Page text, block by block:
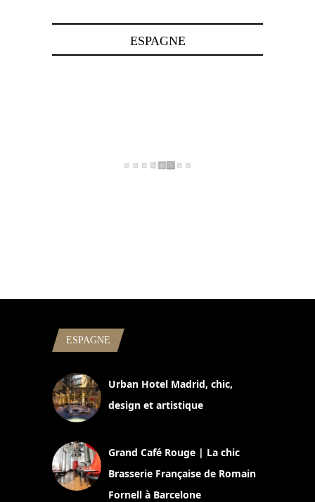
ESPAGNE
ESPAGNE
Urban Hotel Madrid, chic,
design et artistique
Grand Café Rouge | La chic
Brasserie Française de Romain
Fornell à Barcelone